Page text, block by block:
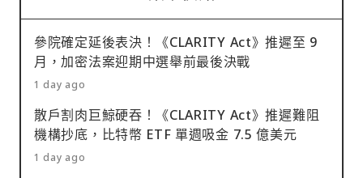
參院確定延後表決！《CLARITY Act》推遲至 9
月，加密法案迎期中選舉前最後決戰
1 day ago
散戶割肉巨鯨硬吞！《CLARITY Act》推遲難阻
機構抄底，比特幣 ETF 單週吸金 7.5 億美元
1 day ago